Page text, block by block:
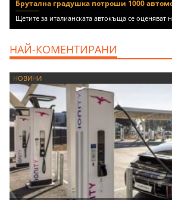
Брутална градушка потроши 1000
Щетите за италианската автокъща се оценяват
НАЙ-КОМЕНТИРАНИ
НОВИНИ